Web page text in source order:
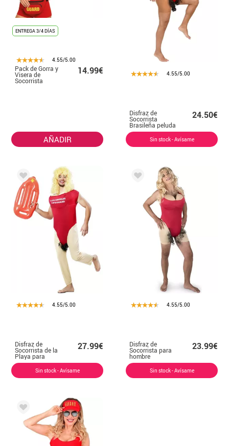
ENTREGA 3/4 DÍAS
4.55/5.00
Pack de Gorra y
Visera de
Socorrista
14.99€
AÑADIR
4.55/5.00
Disfraz de
Socorrista
Brasileña peluda
para hombre
24.50€
Sin stock - Avísame
4.55/5.00
Disfraz de
Socorrista de la
Playa para
hombre
27.99€
Sin stock - Avísame
4.55/5.00
Disfraz de
Socorrista para
hombre
23.99€
Sin stock - Avísame